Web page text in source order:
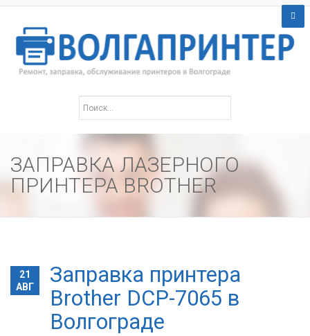
ЗАПРАВКА ЛАЗЕРНОГО
ПРИНТЕРА BROTHER
21
АВГ
Заправка принтера
Brother DCP-7065 в
Волгограде